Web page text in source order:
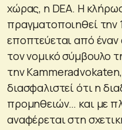
χώρας, η DEA. Η
πραγματοποιηθεί την
εποπτεύεται από έναν
τον νομικό σύμβουλο
την
διασφαλιστεί ότι η
προμηθειών… και με
αναφέρεται στη